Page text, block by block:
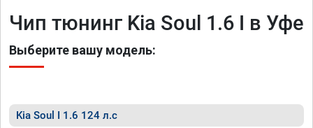
Чип тюнинг Kia Soul 1.6 I в Уфе
Выберите вашу модель:
Kia Soul I 1.6 124 л.с